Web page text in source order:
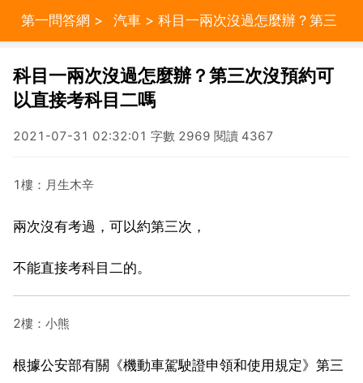
第一問答網 > 汽車 > 科目一兩次沒過怎麼辦？第三
次沒預約可以直接考科目二嗎
科目一兩次沒過怎麼辦？第三次沒預約可
以直接考科目二嗎
2021-07-31 02:32:01 字數 2969 閱讀 4367
1樓：月生木辛
兩次沒有考過，可以約第三次，
不能直接考科目二的。
2樓：小熊
根據公安部有關《機動車駕駛證申領和使用規定》第三